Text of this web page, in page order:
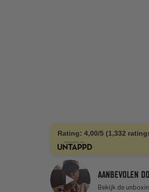
Rating: 4,00/5 (1,332
AANBEVOLEN
Bekijk de